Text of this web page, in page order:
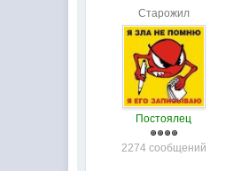
Старожил
Постоялец
2274 сообщений